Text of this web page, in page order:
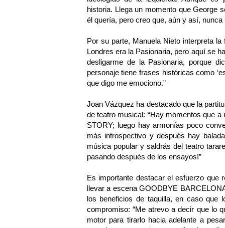
historia. Llega un momento que George
él quería, pero creo que, aún y así, nunca
Por su parte, Manuela Nieto interpreta
Londres era la Pasionaria, pero aquí se
desligarme de la Pasionaria, porque
personaje tiene frases históricas como
que digo me emociono.”
Joan Vázquez ha destacado que la
de teatro musical: “Hay momentos que
STORY; luego hay armonías poco
más introspectivo y después hay
música popular y saldrás del teatro
pasando después de los ensayos!”
Es importante destacar el esfuerzo que
llevar a escena GOODBYE
los beneficios de taquilla, en caso que
compromiso: “Me atrevo a decir que lo
motor para tirarlo hacia adelante a